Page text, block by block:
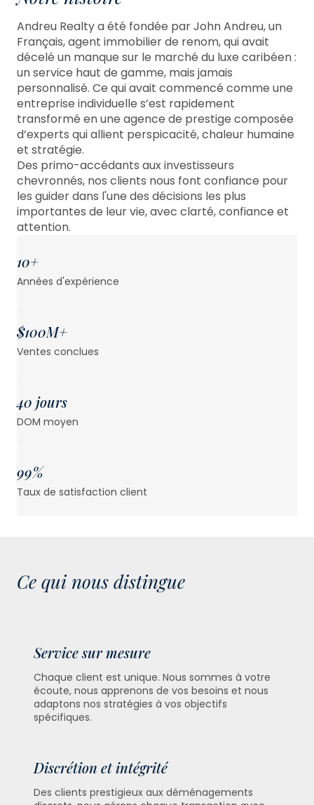
10+
Années d'expérience
$100M+
Ventes conclues
40 jours
DOM moyen
99%
Taux de satisfaction client
Andreu Realty a été fondée par John Andreu, un
Français, agent immobilier de renom, qui avait
décelé un manque sur le marché du luxe caribéen :
un service haut de gamme, mais jamais
personnalisé. Ce qui avait commencé comme une
entreprise individuelle s’est rapidement
transformé en une agence de prestige composée
d’experts qui allient perspicacité, chaleur humaine
et stratégie.
Des primo-accédants aux investisseurs
chevronnés, nos clients nous font confiance pour
les guider dans l'une des décisions les plus
importantes de leur vie, avec clarté, confiance et
attention.
Service sur mesure
Chaque client est unique. Nous sommes à votre
écoute, nous apprenons de vos besoins et nous
adaptons nos stratégies à vos objectifs
spécifiques.
Discrétion et intégrité
Des clients prestigieux aux déménagements
Ce qui nous distingue